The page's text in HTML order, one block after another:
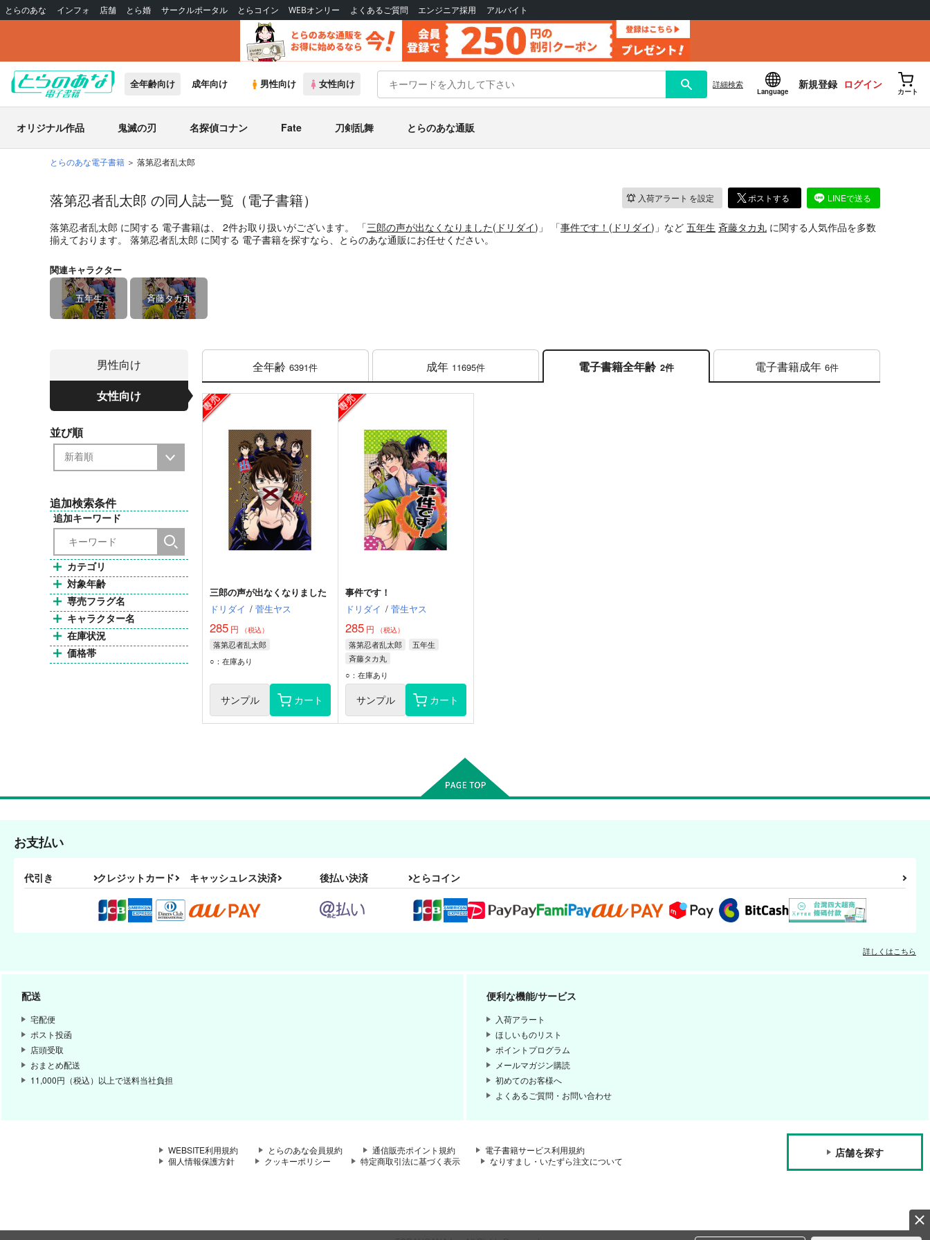
とらのあな インフォ 店舗 とら婚 サークルポータル とらコイン WEBオンリー よくあるご質問 エンジニア採用 アルバイト
全年齢向け 成年向け 男性向け 女性向け 詳細検索
Language
新規登録 ログイン
カート
オリジナル作品 鬼滅の刃 名探偵コナン Fate 刀剣乱舞 とらのあな通販
とらのあな電子書籍 落第忍者乱太郎
入荷アラート を設定 ポストする LINEで送る
落第忍者乱太郎 の同人誌一覧（電子書籍）
落第忍者乱太郎 に関する 電子書籍は、 2件お取り扱いがございます。 「三郎の声が出なくなりました( ドリダイ)」 「事件です！ ( ドリダイ)」 など 五年生 斉藤タカ丸 に関する人気作品を多数
揃えております。 落第忍者乱太郎 に関する 電子書籍を探すなら、とらのあな通販にお任せください。
関連キャラクター
五年生 斉藤タカ丸
男性向け
女性向け
並び順
追加検索条件
追加キーワード
カテゴリ
対象年齢
専売フラグ名
キャラクター名
在庫状況
価格帯
全年齢 6391件 成年 11695件 電子書籍全年齢 2件 電子書籍成年 6件
三郎の声が出なくなりました
ドリダイ / 菅生ヤス
285 円 （税込）
落第忍者乱太郎
○：在庫あり
サンプル カート
事件です！
ドリダイ / 菅生ヤス
285円 （税込）
落第忍者乱太郎
五年生
斉藤タカ丸
○：在庫あり
サンプル カート
お支払い
代引き クレジットカード キャッシュレス決済 後払い決済 とらコイン
詳しくはこちら
配送
宅配便
ポスト投函
店頭受取
おまとめ配送
11,000円（税込）以上で送料当社負担
便利な機能/サービス
入荷アラート
ほしいものリスト
ポイントプログラム
メールマガジン購読
初めてのお客様へ
よくあるご質問・お問い合わせ
WEBSITE利用規約 とらのあな会員規約 通信販売ポイント規約
電子書籍サービス利用規約
個人情報保護方針
クッキーポリシー 特定商取引法に基づく表示 なりすまし・いたずら注文について
店舗を探す